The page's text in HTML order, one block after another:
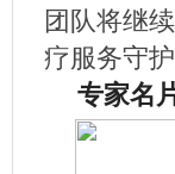
团队将继
疗服务守
专家名